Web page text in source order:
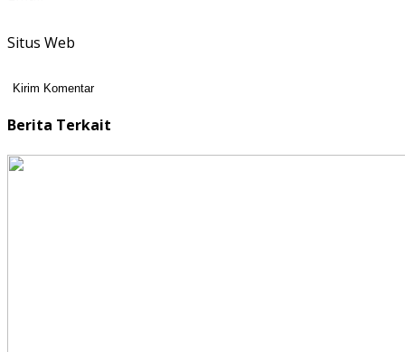
Situs Web
Berita Terkait